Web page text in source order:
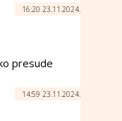
16:20 23.11.2024.
presude
14:59 23.11.2024.